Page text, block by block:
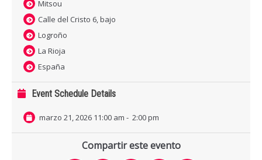
Mitsou
Calle del Cristo 6, bajo
Logroño
La Rioja
España
Event Schedule Details
marzo 21, 2026 11:00 am - 2:00 pm
Compartir este evento